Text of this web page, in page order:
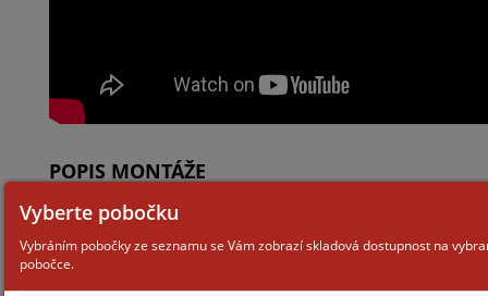
POPIS MONTÁŽE
Montáž detektoru CAPTURE CQ
je navržena tak, aby byla co
nejjednodušší a nejefektivnější
Vyberte pobočku
Vybráním pobočky ze seznamu se Vám zobrazí skladová dostupnost na
pobočce.